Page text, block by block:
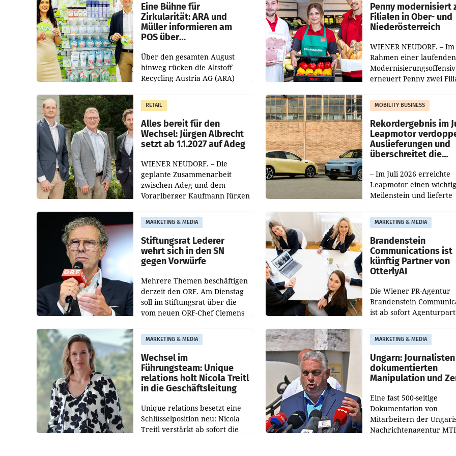
dem Vergleichszeitraum
übertroffen.
Eine Bühne für
Zirkularität: ARA und
Müller informieren am
POS über
Über den gesamten August
hinweg rücken die Altstoff
Recycling Austria AG (ARA)
Müller die Initiative „Kreislauf-
Helden“ in allen
österreichischen Müller-Filialen
Penny modernisiert
Filialen in Ober- und
Niederösterreich
WIENER NEUDORF. – Im
Rahmen einer laufenden
erneuert Penny zwei
Die beiden Standorte
Haag sowie im rund
RETAIL
Alles bereit für den
Wechsel: Jürgen Albrecht
setzt ab 1.1.2027 auf Adeg
WIENER NEUDORF. – Die
geplante Zusammenarbeit
zwischen Adeg und dem
Vorarlberger Kaufmann Jürgen
freigegeben: Die
Bundeswettbewerbsbehörde
und der Bundeskartellanwalt
MOBILITY BUSINESS
Rekordergebnis im
Leapmotor
Auslieferungen und
überschreitet die
– Im Juli 2026 erreichte
Leapmotor einen
Meilenstein und lieferte
aus, womit sich das
gegenüber Juli 2025
verdoppelte (+102
MARKETING & MEDIA
Stiftungsrat Lederer
wehrt sich in den SN
gegen Vorwürfe
Mehrere Themen beschäftigen
derzeit den ORF. Am Dienstag
soll im Stiftungsrat über die
vom neuen ORF-Chef Clemens
Besetzungen für die
Direktionen abgestimmt
werden.
MARKETING & MEDIA
Brandenstein
Communications ist
künftig Partner von
OtterlyAI
Die Wiener PR-Agentur
Brandenstein
ist ab sofort
Optimierungsplattform
OtterlyAI. Damit baut die
Agentur ihr
MARKETING & MEDIA
Wechsel im
Führungsteam: Unique
relations holt Nicola Treitl
in die Geschäftsleitung
Unique relations besetzt eine
Schlüsselposition neu: Nicola
Treitl verstärkt ab sofort die
MARKETING & MEDIA
Ungarn: Journalisten
dokumentierten
Manipulation und
Eine fast 500-seitige
Dokumentation von
Mitarbeitern der
Nachrichtenagentur